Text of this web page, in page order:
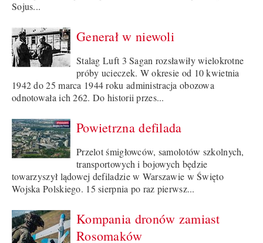
Sojus...
Generał w niewoli
Stalag Luft 3 Sagan rozsławiły wielokrotne
próby ucieczek. W okresie od 10 kwietnia
1942 do 25 marca 1944 roku administracja obozowa
odnotowała ich 262. Do historii przes...
Powietrzna defilada
Przelot śmigłowców, samolotów szkolnych,
transportowych i bojowych będzie
towarzyszył lądowej defiladzie w Warszawie w Święto
Wojska Polskiego. 15 sierpnia po raz pierwsz...
Kompania dronów zamiast
Rosomaków